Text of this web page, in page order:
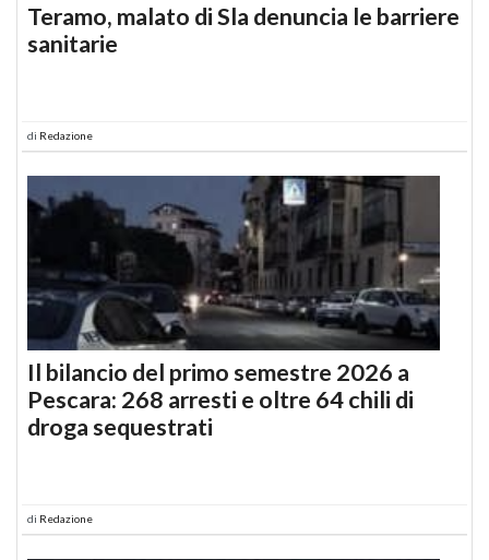
Teramo, malato di Sla denuncia le barriere
sanitarie
di Redazione
Il bilancio del primo semestre 2026 a
Pescara: 268 arresti e oltre 64 chili di
droga sequestrati
di Redazione